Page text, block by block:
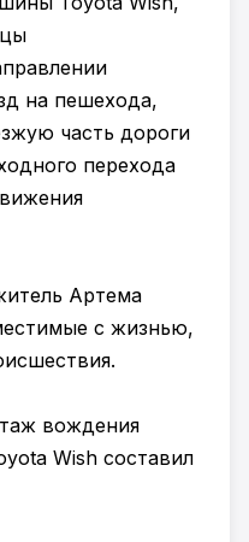
на пешехода,
часть дороги
перехода
Артема
с жизнью,
вождения
Wish составил